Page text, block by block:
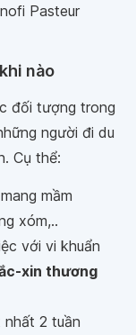
Pasteur
nào
đối tượng trong
người đi du
Cụ thể:
mầm
xóm,..
với vi khuẩn
xin thương
2 tuần